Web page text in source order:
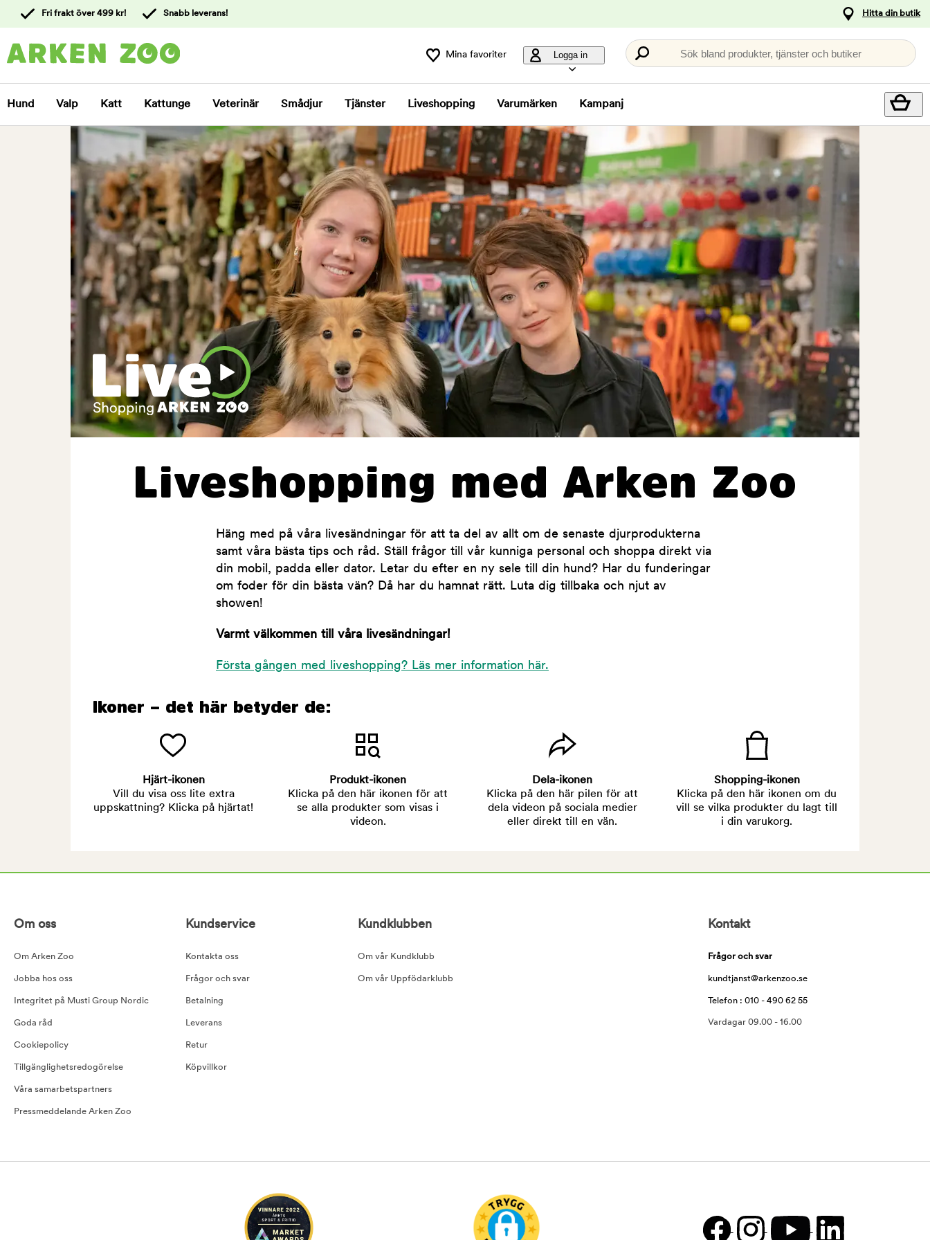
kundtjänst
Fri frakt över 499 kr! Snabb leverans! Hitta din butik
Mina favoriter Logga in Sök bland produkter, tjänster och butiker
Hund Valp Katt Kattunge Veterinär Smådjur Tjänster Liveshopping Varumärken Kampanj
Liveshopping med Arken Zoo
Häng med på våra livesändningar för att ta del av allt om de senaste djurprodukterna
samt våra bästa tips och råd. Ställ frågor till vår kunniga personal och shoppa direkt via
din mobil, padda eller dator. Letar du efter en ny sele till din hund? Har du funderingar
om foder för din bästa vän? Då har du hamnat rätt. Luta dig tillbaka och njut av
showen!
Varmt välkommen till våra livesändningar!
Första gången med liveshopping? Läs mer information här.
Ikoner – det här betyder de:
Hjärt-ikonen
Vill du visa oss lite extra
uppskattning? Klicka på hjärtat!
Produkt-ikonen
Klicka på den här ikonen för att
se alla produkter som visas i
videon.
Dela-ikonen
Klicka på den här pilen för att
dela videon på sociala medier
eller direkt till en vän.
Shopping-ikonen
Klicka på den här ikonen om du
vill se vilka produkter du lagt till
i din varukorg.
Om oss
Om Arken Zoo
Jobba hos oss
Integritet på Musti Group Nordic
Goda råd
Cookiepolicy
Tillgänglighetsredogörelse
Våra samarbetspartners
Pressmeddelande Arken Zoo
Kundservice
Kontakta oss
Frågor och svar
Betalning
Leverans
Retur
Köpvillkor
Kundklubben
Om vår Kundklubb
Om vår Uppfödarklubb
Kontakt
Frågor och svar
kundtjanst@arkenzoo.se
Telefon : 010 - 490 62 55
Vardagar 09.00 - 16.00